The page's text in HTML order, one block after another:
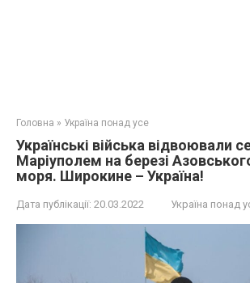
Головна » Україна понад усе
Українські війська відвоювали
Маріуполем на березі
моря. Широкине – Україна!
Дата публікації: 20.03.2022 Україна понад